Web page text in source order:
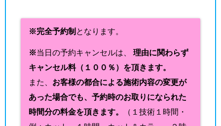
※完全予約制 となります。
※当日の予約キャンセルは、 理由に関わらず
キャンセル料（１００％）を頂きます。
また、 お客様の都合による施術内容の変更が
あった場合でも、予約時のお取りになられた
時間分の料金を頂きます。
（１技術１時間・